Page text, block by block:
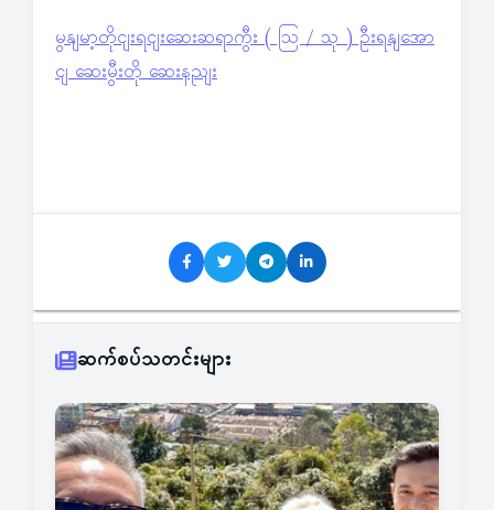
မွနျမာ့တိုငျးရငျးဆေးဆရာကွီး ( ဩ / သု ) ဦးရနျအော
ငျ ဆေးမွီးတို ဆေးနညျး
ဆက်စပ်သတင်းများ